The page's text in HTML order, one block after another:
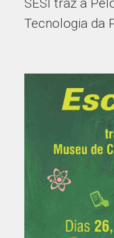
SESI traz à
Tecnologia da